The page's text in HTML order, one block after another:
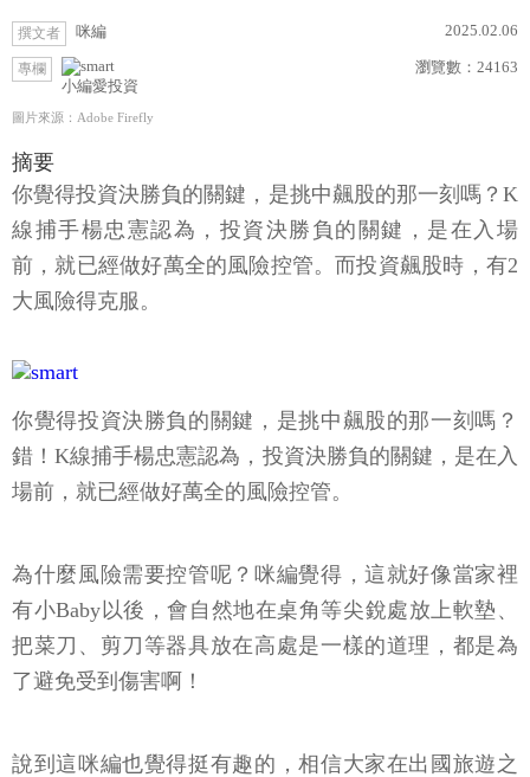
撰文者 咪編 2025.02.06
專欄
小編愛投資
瀏覽數： 24163
圖片來源：Adobe Firefly
摘要
你覺得投資決勝負的關鍵，是挑中飆股的那一刻嗎？K
線捕手楊忠憲認為，投資決勝負的關鍵，是在入場
前，就已經做好萬全的風險控管。而投資飆股時，有2
大風險得克服。
你覺得投資決勝負的關鍵，是挑中飆股的那一刻嗎？
錯！K線捕手楊忠憲認為，投資決勝負的關鍵，是在入
場前，就已經做好萬全的風險控管。
為什麼風險需要控管呢？咪編覺得，這就好像當家裡
有小Baby以後，會自然地在桌角等尖銳處放上軟墊、
把菜刀、剪刀等器具放在高處是一樣的道理，都是為
了避免受到傷害啊！
說到這咪編也覺得挺有趣的，相信大家在出國旅遊之